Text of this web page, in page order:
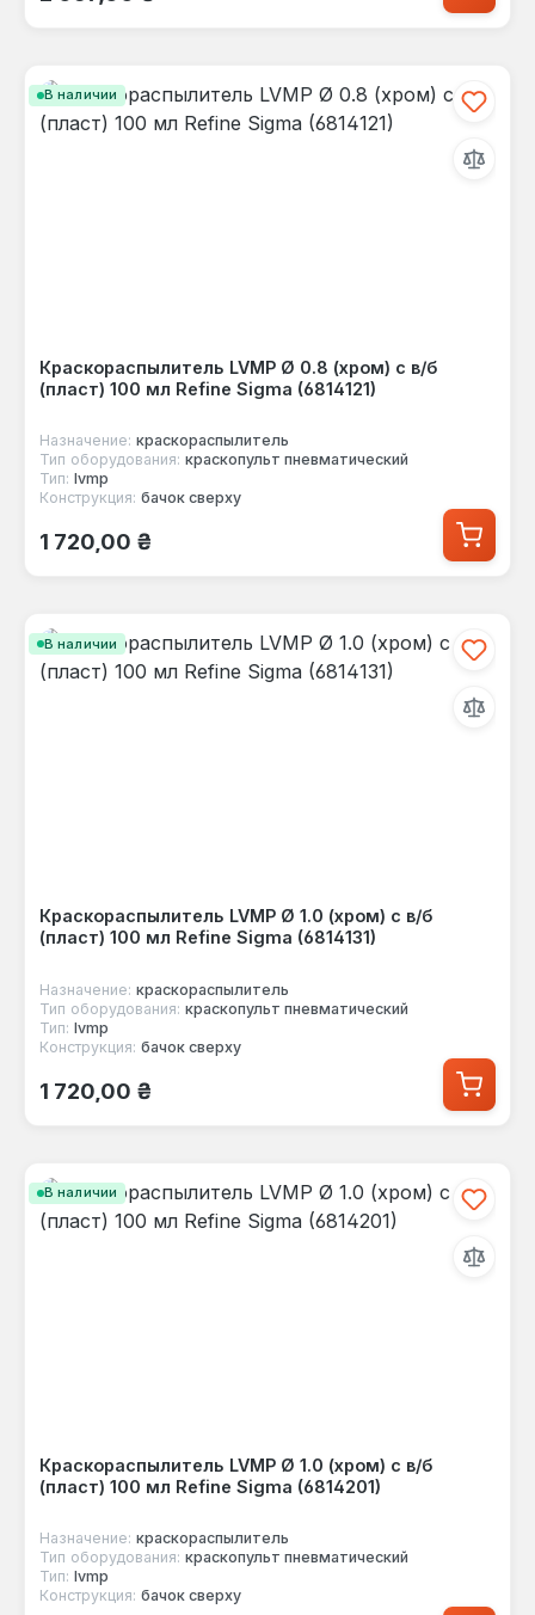
В наличии
Краскораспылитель LVMP Ø 0.8 (хром) с в/б
(пласт) 100 мл Refine Sigma (6814121)
Назначение: краскораспылитель
Тип оборудования: краскопульт пневматический
Тип: lvmp
Конструкция: бачок сверху
Обычная цена:
1 720,00 ₴
В наличии
Краскораспылитель LVMP Ø 1.0 (хром) с в/б
(пласт) 100 мл Refine Sigma (6814131)
Назначение: краскораспылитель
Тип оборудования: краскопульт пневматический
Тип: lvmp
Конструкция: бачок сверху
Обычная цена:
1 720,00 ₴
В наличии
Краскораспылитель LVMP Ø 1.0 (хром) с в/б
(пласт) 100 мл Refine Sigma (6814201)
Назначение: краскораспылитель
Тип оборудования: краскопульт пневматический
Тип: lvmp
Конструкция: бачок сверху